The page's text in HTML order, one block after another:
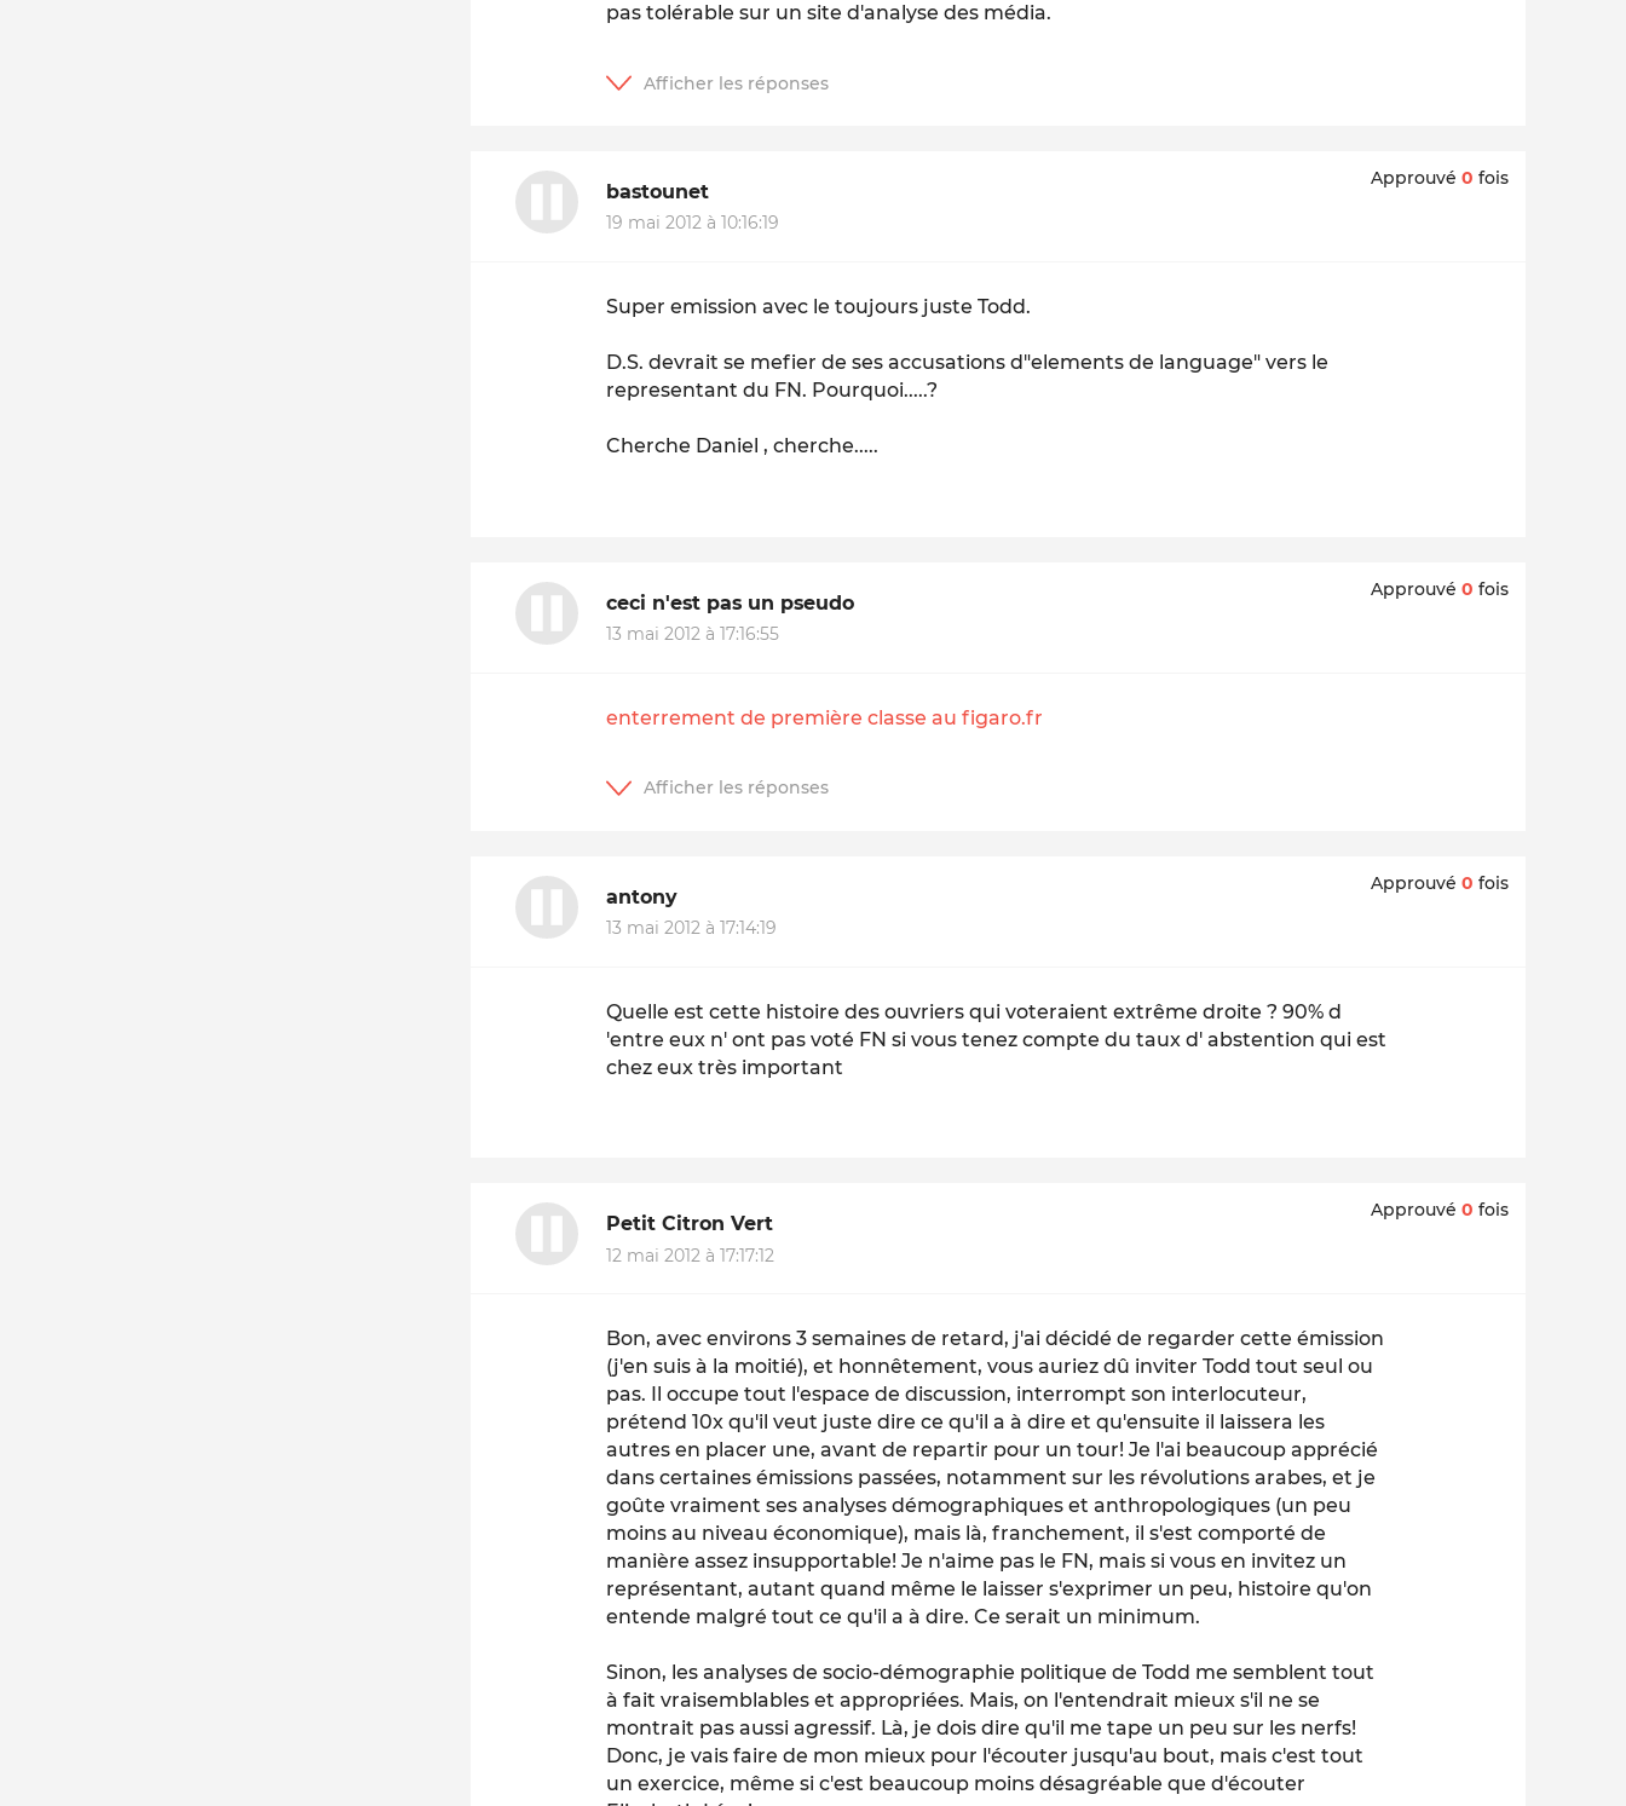
pas tolérable sur un site d'analyse des média.
bastounet
19 mai 2012 à 10:16:19
Approuvé 0 fois
Super emission avec le toujours juste Todd.
D.S. devrait se mefier de ses accusations d"elements de language" vers le
representant du FN. Pourquoi.....?
Cherche Daniel , cherche.....
ceci n'est pas un pseudo
13 mai 2012 à 17:16:55
Approuvé 0 fois
enterrement de première classe au figaro.fr
antony
13 mai 2012 à 17:14:19
Approuvé 0 fois
Quelle est cette histoire des ouvriers qui voteraient extrême droite ? 90% d
'entre eux n' ont pas voté FN si vous tenez compte du taux d' abstention qui est
chez eux très important
Petit Citron Vert
12 mai 2012 à 17:17:12
Approuvé 0 fois
Bon, avec environs 3 semaines de retard, j'ai décidé de regarder cette émission
(j'en suis à la moitié), et honnêtement, vous auriez dû inviter Todd tout seul ou
pas. Il occupe tout l'espace de discussion, interrompt son interlocuteur,
prétend 10x qu'il veut juste dire ce qu'il a à dire et qu'ensuite il laissera les
autres en placer une, avant de repartir pour un tour! Je l'ai beaucoup apprécié
dans certaines émissions passées, notamment sur les révolutions arabes, et je
goûte vraiment ses analyses démographiques et anthropologiques (un peu
moins au niveau économique), mais là, franchement, il s'est comporté de
manière assez insupportable! Je n'aime pas le FN, mais si vous en invitez un
représentant, autant quand même le laisser s'exprimer un peu, histoire qu'on
entende malgré tout ce qu'il a à dire. Ce serait un minimum.
Sinon, les analyses de socio-démographie politique de Todd me semblent tout
à fait vraisemblables et appropriées. Mais, on l'entendrait mieux s'il ne se
montrait pas aussi agressif. Là, je dois dire qu'il me tape un peu sur les nerfs!
Donc, je vais faire de mon mieux pour l'écouter jusqu'au bout, mais c'est tout
un exercice, même si c'est beaucoup moins désagréable que d'écouter